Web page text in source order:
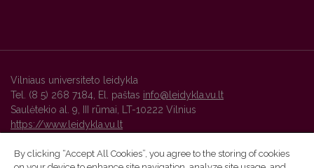
Vilniaus universiteto leidykla
Tel. (8 5) 268 7184, El. paštas info@leidykla.vu.lt
Saulėtekio al. 9, III rūmai, LT-10222 Vilnius
https://www.leidykla.vu.lt
By clicking “Accept All Cookies”, you agree to the storing of cookies